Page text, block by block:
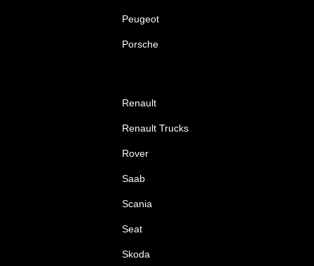
Peugeot
Porsche
Renault
Renault Trucks
Rover
Saab
Scania
Seat
Skoda